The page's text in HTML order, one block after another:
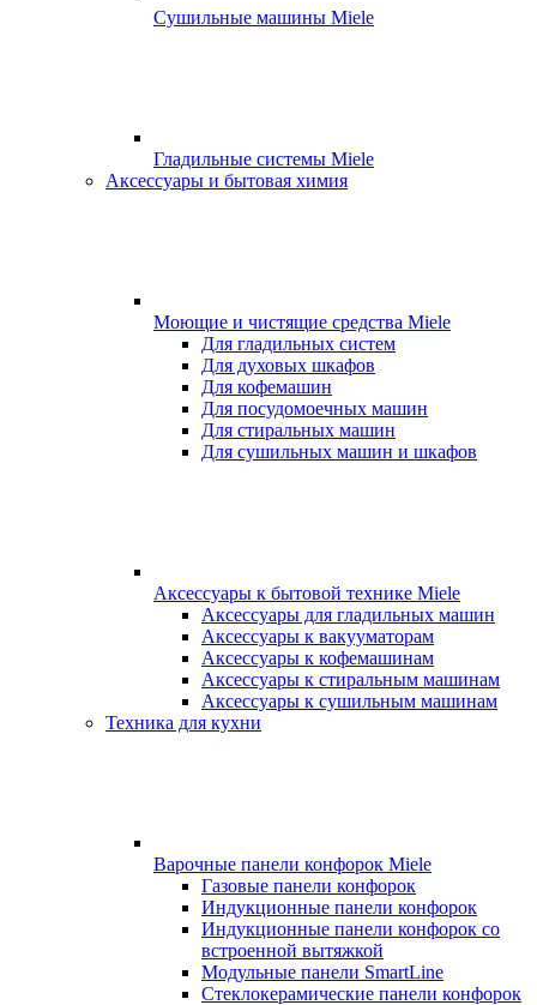
Сушильные машины Miele
Гладильные системы Miele
Аксессуары и бытовая химия
Моющие и чистящие средства Miele
Для гладильных систем
Для духовых шкафов
Для кофемашин
Для посудомоечных машин
Для стиральных машин
Для сушильных машин и шкафов
Аксессуары к бытовой технике Miele
Аксессуары для гладильных машин
Аксессуары к вакууматорам
Аксессуары к кофемашинам
Аксессуары к стиральным машинам
Аксессуары к сушильным машинам
Техника для кухни
Варочные панели конфорок Miele
Газовые панели конфорок
Индукционные панели конфорок
Индукционные панели конфорок со
встроенной вытяжкой
Модульные панели SmartLine
Стеклокерамические панели конфорок